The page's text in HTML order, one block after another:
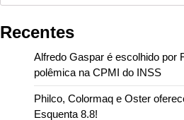
Recentes
Alfredo Gaspar é escolhido por
polêmica na CPMI do INSS
Philco, Colormaq e Oster
Esquenta 8.8!